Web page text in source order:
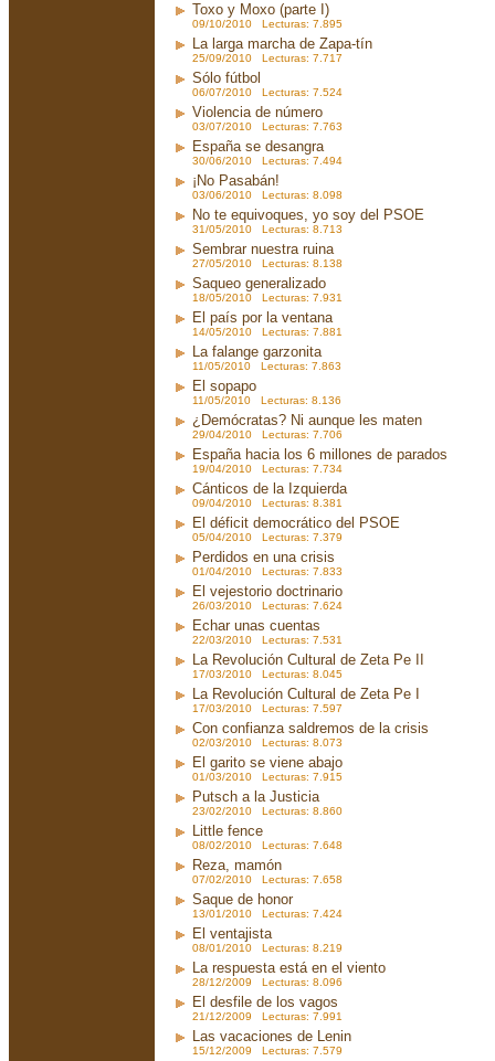
Toxo y Moxo (parte I)
09/10/2010 Lecturas: 7.895
La larga marcha de Zapa-tín
25/09/2010 Lecturas: 7.717
Sólo fútbol
06/07/2010 Lecturas: 7.524
Violencia de número
03/07/2010 Lecturas: 7.763
España se desangra
30/06/2010 Lecturas: 7.494
¡No Pasabán!
03/06/2010 Lecturas: 8.098
No te equivoques, yo soy del PSOE
31/05/2010 Lecturas: 8.713
Sembrar nuestra ruina
27/05/2010 Lecturas: 8.138
Saqueo generalizado
18/05/2010 Lecturas: 7.931
El país por la ventana
14/05/2010 Lecturas: 7.881
La falange garzonita
11/05/2010 Lecturas: 7.863
El sopapo
11/05/2010 Lecturas: 8.136
¿Demócratas? Ni aunque les maten
29/04/2010 Lecturas: 7.706
España hacia los 6 millones de parados
19/04/2010 Lecturas: 7.734
Cánticos de la Izquierda
09/04/2010 Lecturas: 8.381
El déficit democrático del PSOE
05/04/2010 Lecturas: 7.379
Perdidos en una crisis
01/04/2010 Lecturas: 7.833
El vejestorio doctrinario
26/03/2010 Lecturas: 7.624
Echar unas cuentas
22/03/2010 Lecturas: 7.531
La Revolución Cultural de Zeta Pe II
17/03/2010 Lecturas: 8.045
La Revolución Cultural de Zeta Pe I
17/03/2010 Lecturas: 7.597
Con confianza saldremos de la crisis
02/03/2010 Lecturas: 8.073
El garito se viene abajo
01/03/2010 Lecturas: 7.915
Putsch a la Justicia
23/02/2010 Lecturas: 8.860
Little fence
08/02/2010 Lecturas: 7.648
Reza, mamón
07/02/2010 Lecturas: 7.658
Saque de honor
13/01/2010 Lecturas: 7.424
El ventajista
08/01/2010 Lecturas: 8.219
La respuesta está en el viento
28/12/2009 Lecturas: 8.096
El desfile de los vagos
21/12/2009 Lecturas: 7.991
Las vacaciones de Lenin
15/12/2009 Lecturas: 7.579